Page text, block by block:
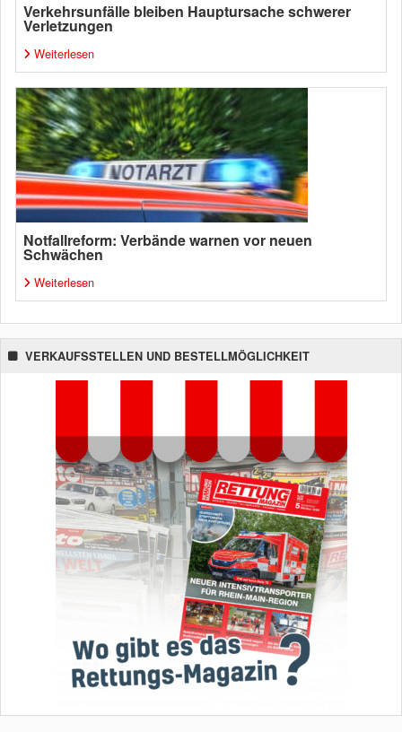
Verkehrsunfälle bleiben Hauptursache schwerer
Verletzungen
Weiterlesen
Notfallreform: Verbände warnen vor neuen
Schwächen
Weiterlesen
VERKAUFSSTELLEN UND BESTELLMÖGLICHKEIT